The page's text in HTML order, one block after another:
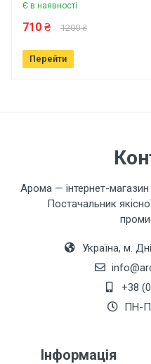
Ваше ім'я
Залишити
Є в наявності
710 ₴ 1200 ₴
Перейти
Арома — інтернет-магазин
Постачальник
Україна, м.
+38
ПН-
Інформація